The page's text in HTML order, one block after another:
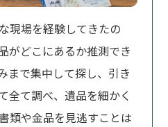
現場を経験してきたの
がどこにあるか推測でき
まで集中して探し、引き
全て調べ、遺品を細かく
類や金品を見逃すことは